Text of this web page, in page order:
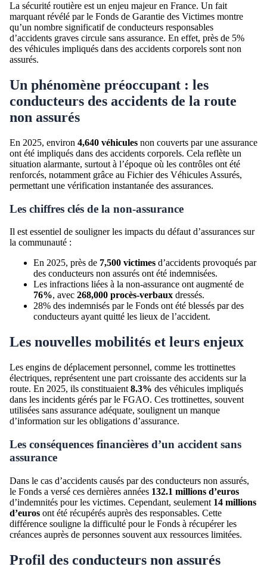
La sécurité routière est un enjeu majeur en France. Un fait
marquant révélé par le Fonds de Garantie des Victimes montre
qu’un nombre significatif de conducteurs responsables
d’accidents graves circule sans assurance. En effet, près de 5%
des véhicules impliqués dans des accidents corporels sont non
assurés.
Un phénomène préoccupant : les
conducteurs des accidents de la route
non assurés
En 2025, environ 4,640 véhicules non couverts par une assurance
ont été impliqués dans des accidents corporels. Cela reflète un
situation alarmante, surtout à l’époque où les contrôles ont été
renforcés, notamment grâce au Fichier des Véhicules Assurés,
permettant une vérification instantanée des assurances.
Les chiffres clés de la non-assurance
Il est essentiel de souligner les impacts du défaut d’assurances sur
la communauté :
En 2025, près de 7,500 victimes d’accidents provoqués par
des conducteurs non assurés ont été indemnisées.
Les infractions liées à la non-assurance ont augmenté de
76%, avec 268,000 procès-verbaux dressés.
28% des indemnisés par le Fonds ont été blessés par des
conducteurs ayant quitté les lieux de l’accident.
Les nouvelles mobilités et leurs enjeux
Les engins de déplacement personnel, comme les trottinettes
électriques, représentent une part croissante des accidents sur la
route. En 2025, ils constituaient 8.3% des véhicules impliqués
dans les incidents gérés par le FGAO. Ces trottinettes, souvent
utilisées sans assurance adéquate, soulignent un manque
d’information sur les obligations d’assurance.
Les conséquences financières d’un accident sans
assurance
Dans le cas d’accidents causés par des conducteurs non assurés,
le Fonds a versé ces dernières années 132.1 millions d’euros
d’indemnités pour les victimes. Cependant, seulement 14 millions
d’euros ont été récupérés auprès des responsables. Cette
différence souligne la difficulté pour le Fonds à récupérer les
créances auprès de personnes souvent aux ressources limitées.
Profil des conducteurs non assurés